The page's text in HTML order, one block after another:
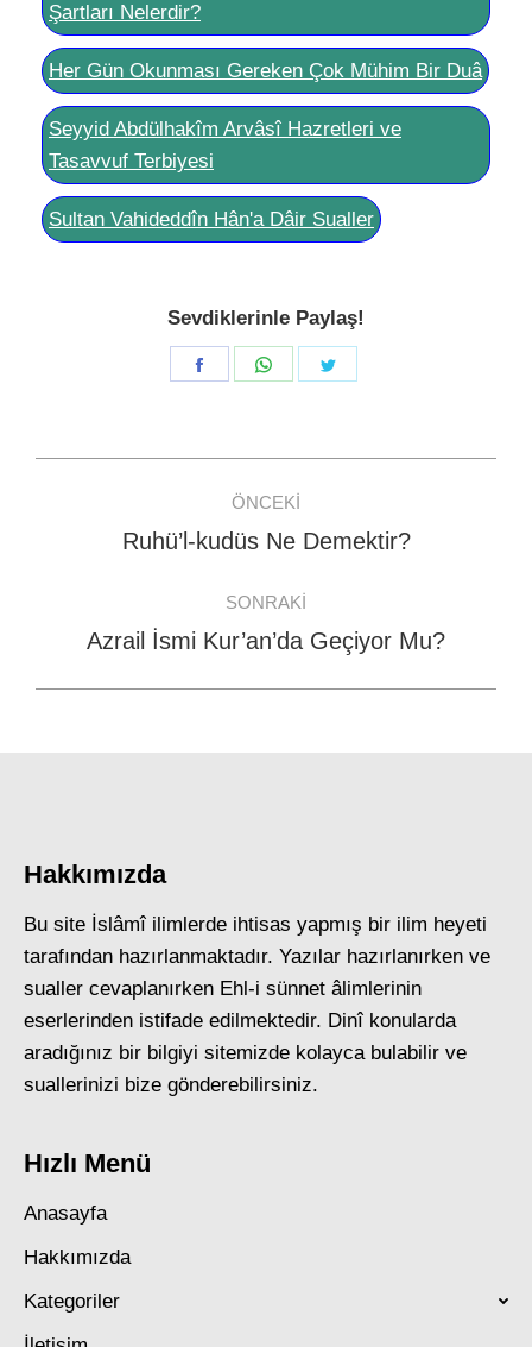
Şartları Nelerdir?
Her Gün Okunması Gereken Çok Mühim Bir Duâ
Seyyid Abdülhakîm Arvâsî Hazretleri ve
Tasavvuf Terbiyesi
Sultan Vahideddîn Hân'a Dâir Sualler
Sevdiklerinle Paylaş!
Share
Share
navigation
ÖNCEKI
Previous
Ruhü’l-kudüs Ne Demektir?
SONRAKI
Next
Azrail İsmi Kur’an’da Geçiyor Mu?
Hakkımızda
Bu site İslâmî ilimlerde ihtisas yapmış bir ilim heyeti
tarafından hazırlanmaktadır. Yazılar hazırlanırken ve
sualler cevaplanırken Ehl-i sünnet âlimlerinin
eserlerinden istifade edilmektedir. Dinî konularda
aradığınız bir bilgiyi sitemizde kolayca bulabilir ve
suallerinizi bize gönderebilirsiniz.
Hızlı Menü
Anasayfa
Hakkımızda
Kategoriler